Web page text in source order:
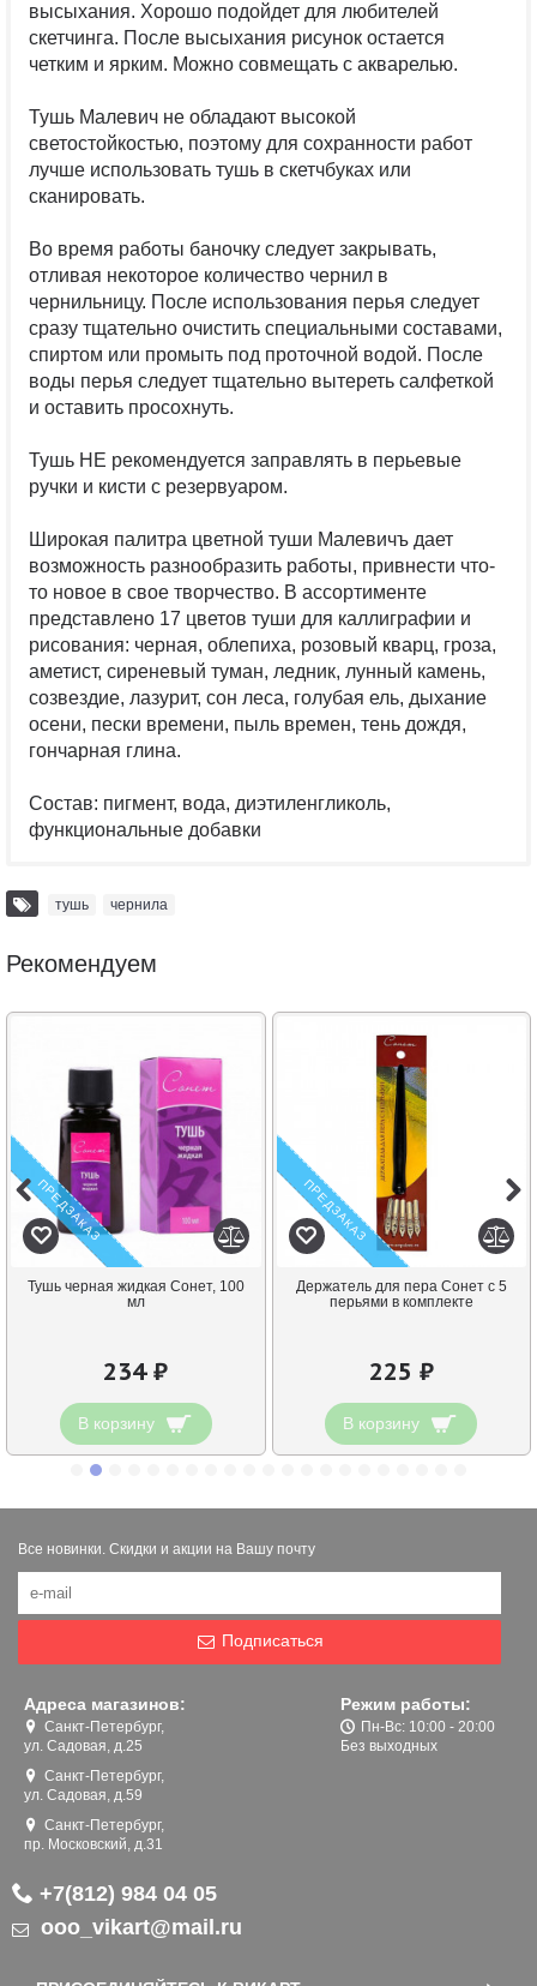
высыхания. Хорошо подойдет для любителей
скетчинга. После высыхания рисунок остается
четким и ярким. Можно совмещать с акварелью.
Тушь Малевич не обладают высокой
светостойкостью, поэтому для сохранности работ
лучше использовать тушь в скетчбуках или
сканировать.
Во время работы баночку следует закрывать,
отливая некоторое количество чернил в
чернильницу. После использования перья следует
сразу тщательно очистить специальными составами,
спиртом или промыть под проточной водой. После
воды перья следует тщательно вытереть салфеткой
и оставить просохнуть.
Тушь НЕ рекомендуется заправлять в перьевые
ручки и кисти с резервуаром.
Широкая палитра цветной туши Малевичъ дает
возможность разнообразить работы, привнести что-
то новое в свое творчество. В ассортименте
представлено 17 цветов туши для каллиграфии и
рисования: черная, облепиха, розовый кварц, гроза,
аметист, сиреневый туман, ледник, лунный камень,
созвездие, лазурит, сон леса, голубая ель, дыхание
осени, пески времени, пыль времен, тень дождя,
гончарная глина.
Состав: пигмент, вода, диэтиленгликоль,
функциональные добавки
тушь чернила
Рекомендуем
ПРЕДЗАКАЗ
Тушь черная жидкая Сонет, 100
мл
234 ₽
В корзину
ПРЕДЗАКАЗ
Держатель для пера Сонет с 5
перьями в комплекте
225 ₽
В корзину
Все новинки. Скидки и акции на Вашу почту
Подписаться
Адреса магазинов:
Санкт-Петербург,
ул. Садовая, д.25
Санкт-Петербург,
ул. Садовая, д.59
Санкт-Петербург,
пр. Московский, д.31
Режим работы:
Пн-Вс: 10:00 - 20:00
Без выходных
+7(812) 984 04 05
ooo_vikart@mail.ru